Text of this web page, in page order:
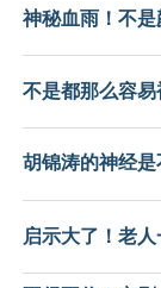
神秘血雨！不
不是都那么容
胡锦涛的神经
启示大了！老